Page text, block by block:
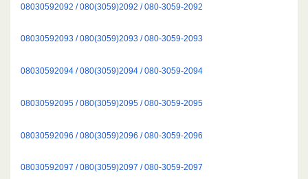
08030592092 / 080(3059)2092 / 080-3059-2092
08030592093 / 080(3059)2093 / 080-3059-2093
08030592094 / 080(3059)2094 / 080-3059-2094
08030592095 / 080(3059)2095 / 080-3059-2095
08030592096 / 080(3059)2096 / 080-3059-2096
08030592097 / 080(3059)2097 / 080-3059-2097